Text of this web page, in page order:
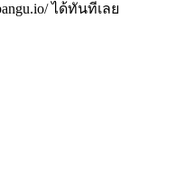
ได้ทันทีเลย